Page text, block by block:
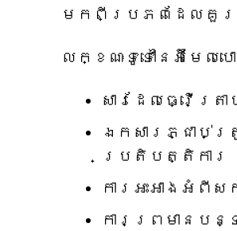
មកពីប្រភពដែលគួ
លក្ខណៈទូទៅនៃអ៊ីមែលប
សារដែលធ្វើត្
ឯកសារភ្ជាប់ត្
ប្រតិបត្តិការ
ការអះអាងអំ
ការព្រមានបន្